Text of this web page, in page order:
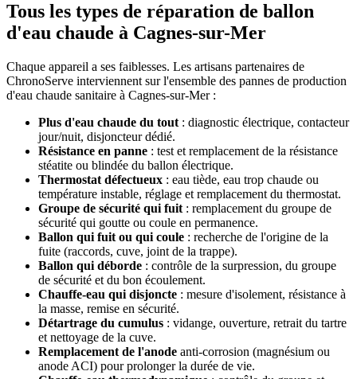
Tous les types de réparation de ballon
d'eau chaude à Cagnes-sur-Mer
Chaque appareil a ses faiblesses. Les artisans partenaires de
ChronoServe interviennent sur l'ensemble des pannes de production
d'eau chaude sanitaire à Cagnes-sur-Mer :
Plus d'eau chaude du tout : diagnostic électrique, contacteur
jour/nuit, disjoncteur dédié.
Résistance en panne : test et remplacement de la résistance
stéatite ou blindée du ballon électrique.
Thermostat défectueux : eau tiède, eau trop chaude ou
température instable, réglage et remplacement du thermostat.
Groupe de sécurité qui fuit : remplacement du groupe de
sécurité qui goutte ou coule en permanence.
Ballon qui fuit ou qui coule : recherche de l'origine de la
fuite (raccords, cuve, joint de la trappe).
Ballon qui déborde : contrôle de la surpression, du groupe
de sécurité et du bon écoulement.
Chauffe-eau qui disjoncte : mesure d'isolement, résistance à
la masse, remise en sécurité.
Détartrage du cumulus : vidange, ouverture, retrait du tartre
et nettoyage de la cuve.
Remplacement de l'anode anti-corrosion (magnésium ou
anode ACI) pour prolonger la durée de vie.